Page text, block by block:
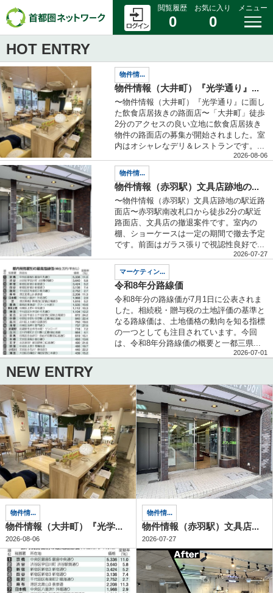
閲覧履歴
0
お気に入り
0
メニュー
HOT ENTRY
物件情...
物件情報（大井町）『光学通り』...
〜物件情報（大井町）『光学通り』に面し
た飲食店居抜きの路面店〜「大井町」徒歩
2分のアクセスの良い立地に飲食店居抜き
物件の路面店の募集が開始されました。室
内はオシャレなデリ＆レストランです。...
2026-08-06
物件情...
物件情報（赤羽駅）文具店跡地の...
〜物件情報（赤羽駅）文具店跡地の駅近路
面店〜赤羽駅南改札口から徒歩2分の駅近
路面店、文具店の撤退案件です。室内の
棚、ショーケースは一定の期間で撤去予定
です。前面はガラス張りで視認性良好で...
2026-07-27
マーケティン...
令和8年分路線価
令和8年分の路線価が7月1日に公表されま
した。相続税・贈与税の土地評価の基準と
なる路線価は、土地価格の動向を知る指標
の一つとしても注目されています。今回
は、令和8年分路線価の概要と一都三県...
2026-07-01
NEW ENTRY
物件情...
物件情報（大井町）『光学...
2026-08-06
物件情...
物件情報（赤羽駅）文具店...
2026-07-27